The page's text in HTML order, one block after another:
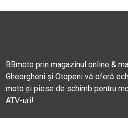
BBmoto prin magazinul online &
Gheorgheni și Otopeni vă oferă
moto și piese de schimb pentru
ATV-uri!